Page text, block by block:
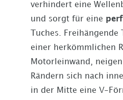
verhindert eine
und sorgt für eine
Tuches. Freihängende
einer herkömmlichen
Motorleinwand,
Rändern sich nach
in der Mitte eine V-